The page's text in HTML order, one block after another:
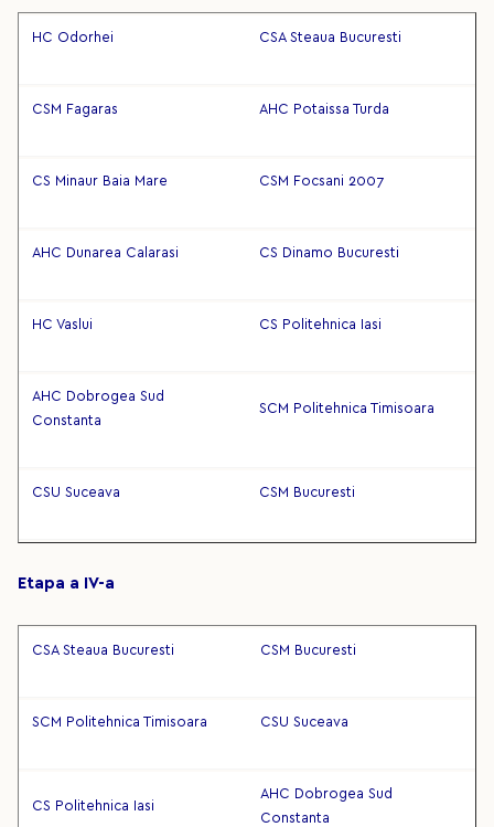
HC Odorhei CSA Steaua Bucuresti
CSM Fagaras AHC Potaissa Turda
CS Minaur Baia Mare CSM Focsani 2007
AHC Dunarea Calarasi CS Dinamo Bucuresti
HC Vaslui CS Politehnica Iasi
AHC Dobrogea Sud
Constanta
SCM Politehnica Timisoara
CSU Suceava CSM Bucuresti
Etapa a IV-a
CSA Steaua Bucuresti CSM Bucuresti
SCM Politehnica Timisoara CSU Suceava
CS Politehnica Iasi
AHC Dobrogea Sud
Constanta